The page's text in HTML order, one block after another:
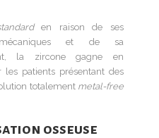
en raison de ses
mécaniques et de sa
la zircone gagne en
patients présentant des
totalement metal-free
osseuse